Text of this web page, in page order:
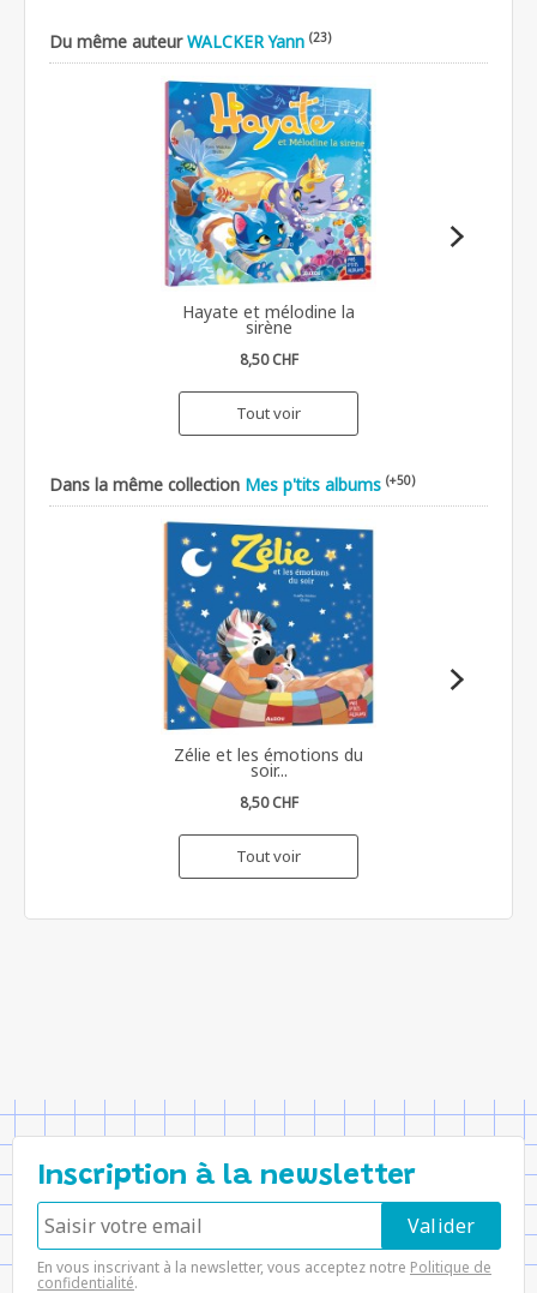
Du même auteurWALCKER Yann (23)
Hayate et mélodine la
sirène
8,50 CHF
Tout voir
Dans la même collection Mes p'tits albums (+50)
Zélie et les émotions du
soir...
8,50 CHF
Tout voir
Inscription à la newsletter
En vous inscrivant à la newsletter, vous acceptez notre Politique de
confidentialité.